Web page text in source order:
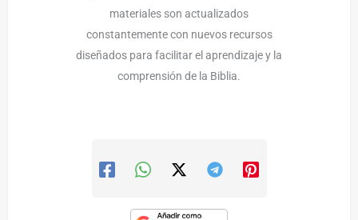
materiales son actualizados
constantemente con nuevos recursos
diseñados para facilitar el aprendizaje y la
comprensión de la Biblia.